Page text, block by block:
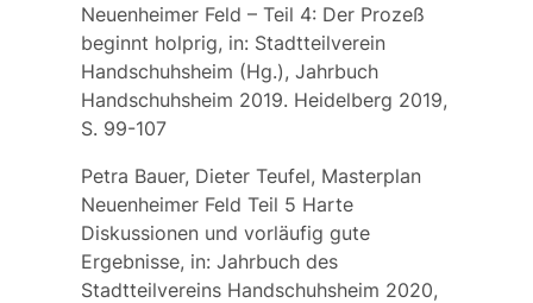
Neuenheimer Feld – Teil 4: Der Prozeß
beginnt holprig, in: Stadtteilverein
Handschuhsheim (Hg.), Jahrbuch
Handschuhsheim 2019. Heidelberg 2019,
S. 99-107
Petra Bauer, Dieter Teufel, Masterplan
Neuenheimer Feld Teil 5 Harte
Diskussionen und vorläufig gute
Ergebnisse, in: Jahrbuch des
Stadtteilvereins Handschuhsheim 2020,